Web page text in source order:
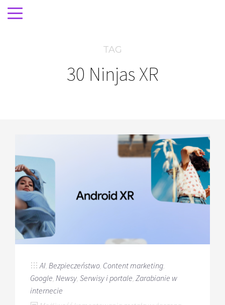
TAG
30 Ninjas XR
AI Bezpieczeństwo Content marketing
Google Newsy Serwisy i portale Zarabianie w
internecie